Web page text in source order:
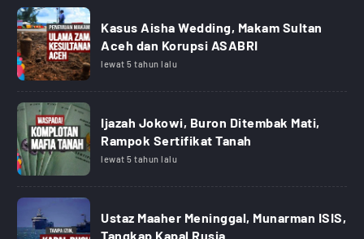
Kasus Aisha Wedding, Makam Sultan
Aceh dan Korupsi ASABRI
lewat 5 tahun lalu
Ijazah Jokowi, Buron Ditembak Mati,
Rampok Sertifikat Tanah
lewat 5 tahun lalu
Ustaz Maaher Meninggal, Munarman ISIS,
Tangkap Kapal Rusia